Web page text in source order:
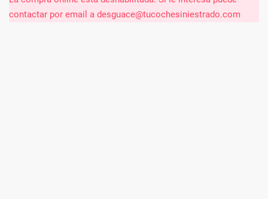
contactar por email a desguace@tucochesiniestrado.com